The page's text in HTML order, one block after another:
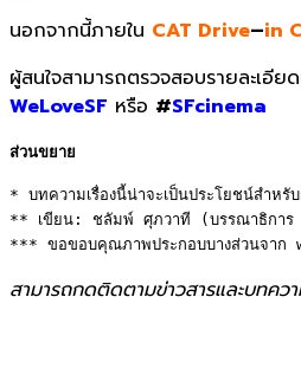
นอกจากนี้ภายใน CAT Drive–in
ผู้สนใจสามารถตรวจสอบรายละเอีย
WeLoveSF หรือ #SFcinema
ส่วนขยาย
* บทความเรื่องนี้น่าจะเป็นประโยชน์สำหรั
** เขียน: ชลัมพ์ ศุภวาที (บรรณาธิการ
*** ขอขอบคุณภาพประกอบบางส่วนจาก
สามารถกดติดตามข่าวสารและบทคว